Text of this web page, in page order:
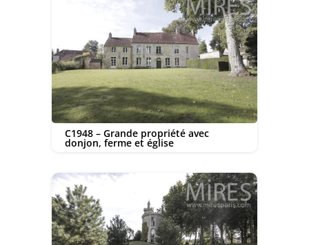
C1948 – Grande propriété avec
donjon, ferme et église